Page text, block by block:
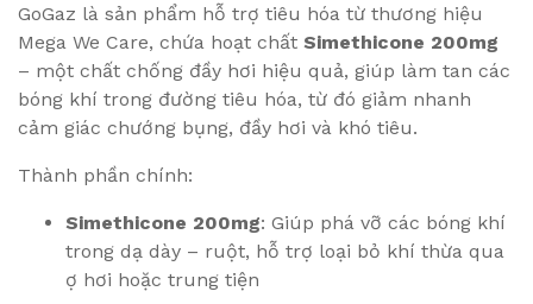
GoGaz là sản phẩm hỗ trợ tiêu hóa từ thương hiệu
Mega We Care, chứa hoạt chất Simethicone 200mg
– một chất chống đầy hơi hiệu quả, giúp làm tan các
bóng khí trong đường tiêu hóa, từ đó giảm nhanh
cảm giác chướng bụng, đầy hơi và khó tiêu.
Thành phần chính:
Simethicone 200mg: Giúp phá vỡ các bóng khí
trong dạ dày – ruột, hỗ trợ loại bỏ khí thừa qua
ợ hơi hoặc trung tiện